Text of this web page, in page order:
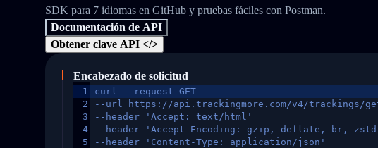
SDK para 7 idiomas en GitHub y pruebas fáciles con Postman.
Documentación de API
Obtener clave API </>
Encabezado de solicitud
1
2
3
4
5
curl --request GET
--url https://api.trackingmore.com/v4/trackings/
--header 'Accept: text/html'
--header 'Accept-Encoding: gzip, deflate, br,
--header 'Content-Type: application/json'